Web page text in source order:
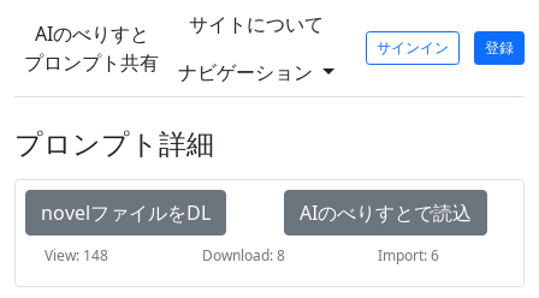
AIのべりすと
プロンプト共有
サイトについて
ナビゲーション
サインイン 登録
プロンプト詳細
novelファイルをDL AIのべりすとで読込
View: 148 Download: 8 Import: 6